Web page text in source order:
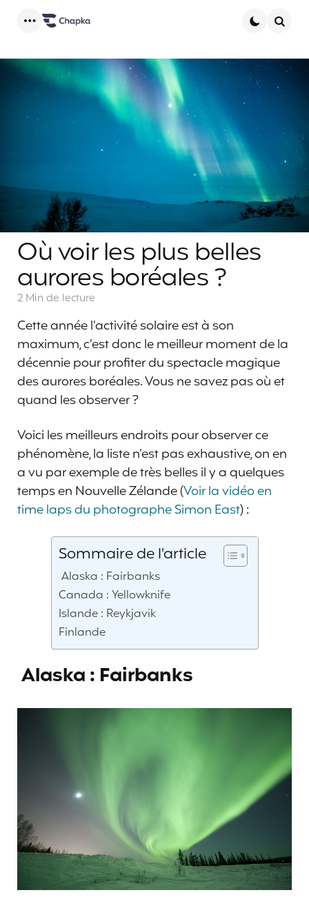
Où voir les plus belles
aurores boréales ?
2 Min de lecture
Cette année l’activité solaire est à son
maximum, c’est donc le meilleur moment de la
décennie pour profiter du spectacle magique
des aurores boréales. Vous ne savez pas où et
quand les observer ?
Voici les meilleurs endroits pour observer ce
phénomène, la liste n’est pas exhaustive, on en
a vu par exemple de très belles il y a quelques
temps en Nouvelle Zélande (Voir la vidéo en
time laps du photographe Simon East) :
Sommaire de l'article
Alaska : Fairbanks
Canada : Yellowknife
Islande : Reykjavik
Finlande
Alaska : Fairbanks